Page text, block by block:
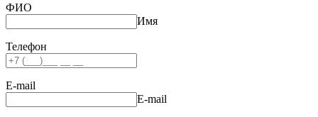
ФИО
Имя
Телефон
E-mail
E-mail